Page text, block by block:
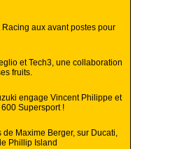
Racing aux avant postes pour
et Tech3, une collaboration
fruits.
engage Vincent Philippe et
Supersport !
de Maxime Berger, sur Ducati,
Phillip Island